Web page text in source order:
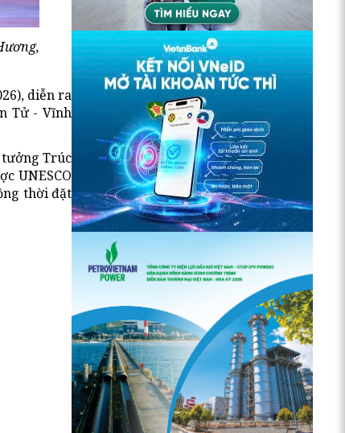
diễn ra
Tử - Vĩnh
tưởng Trúc
UNESCO
thời đặt